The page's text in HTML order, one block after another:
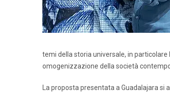
temi della storia universale, in
omogenizzazione della società
La proposta presentata a Guadalajara